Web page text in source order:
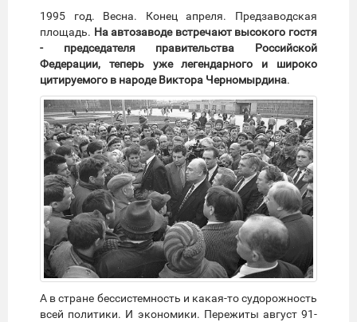
1995 год. Весна. Конец апреля. Предзаводская
площадь. На автозаводе встречают высокого гостя
- председателя правительства Российской
Федерации, теперь уже легендарного и широко
цитируемого в народе Виктора Черномырдина.
А в стране бессистемность и какая-то судорожность
всей политики. И экономики. Пережиты август 91-